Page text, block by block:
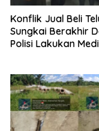
Konflik Jual Beli
Sungkai Berakhir
Polisi Lakukan